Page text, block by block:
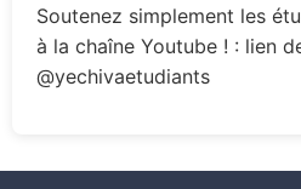
Soutenez simplement les
à la chaîne Youtube ! : lien
@yechivaetudiants